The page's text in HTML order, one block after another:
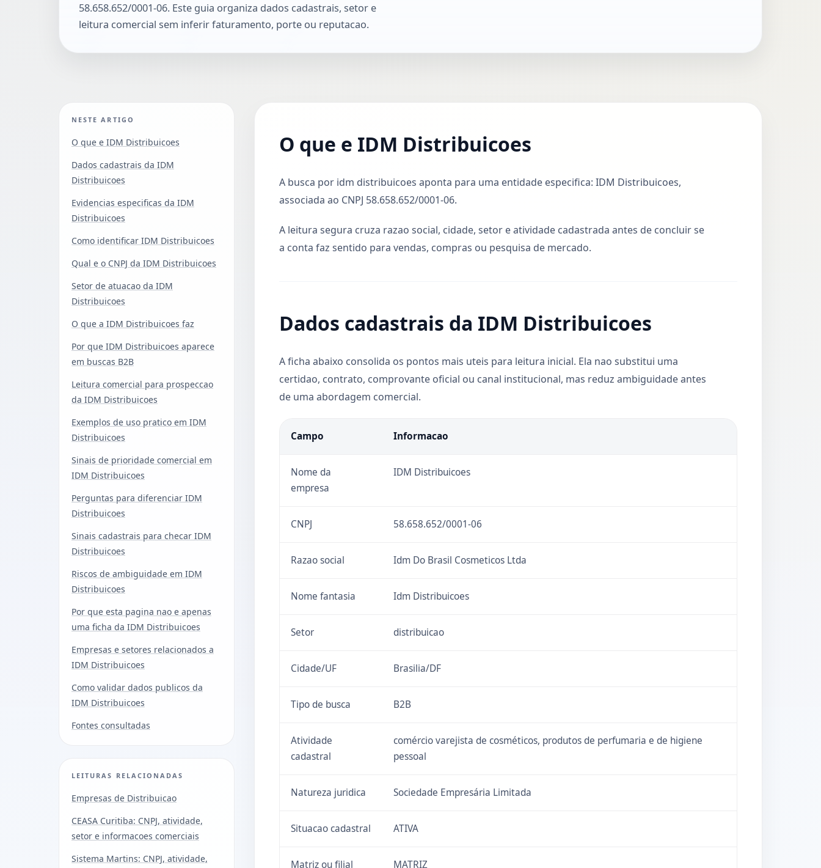
58.658.652/0001-06. Este guia organiza dados cadastrais, setor e
leitura comercial sem inferir faturamento, porte ou reputacao.
NESTE ARTIGO
O que e IDM Distribuicoes
Dados cadastrais da IDM
Distribuicoes
Evidencias especificas da IDM
Distribuicoes
Como identificar IDM Distribuicoes
Qual e o CNPJ da IDM Distribuicoes
Setor de atuacao da IDM
Distribuicoes
O que a IDM Distribuicoes faz
Por que IDM Distribuicoes aparece
em buscas B2B
Leitura comercial para prospeccao
da IDM Distribuicoes
Exemplos de uso pratico em IDM
Distribuicoes
Sinais de prioridade comercial em
IDM Distribuicoes
Perguntas para diferenciar IDM
Distribuicoes
Sinais cadastrais para checar IDM
Distribuicoes
Riscos de ambiguidade em IDM
Distribuicoes
Por que esta pagina nao e apenas
uma ficha da IDM Distribuicoes
Empresas e setores relacionados a
IDM Distribuicoes
Como validar dados publicos da
IDM Distribuicoes
Fontes consultadas
LEITURAS RELACIONADAS
Empresas de Distribuicao
CEASA Curitiba: CNPJ, atividade,
setor e informacoes comerciais
Sistema Martins: CNPJ, atividade,
O que e IDM Distribuicoes
A busca por idm distribuicoes aponta para uma entidade especifica: IDM Distribuicoes,
associada ao CNPJ 58.658.652/0001-06.
A leitura segura cruza razao social, cidade, setor e atividade cadastrada antes de concluir se
a conta faz sentido para vendas, compras ou pesquisa de mercado.
Dados cadastrais da IDM Distribuicoes
A ficha abaixo consolida os pontos mais uteis para leitura inicial. Ela nao substitui uma
certidao, contrato, comprovante oficial ou canal institucional, mas reduz ambiguidade antes
de uma abordagem comercial.
Campo Informacao
Nome da
empresa
IDM Distribuicoes
CNPJ 58.658.652/0001-06
Razao social Idm Do Brasil Cosmeticos Ltda
Nome fantasia Idm Distribuicoes
Setor distribuicao
Cidade/UF Brasilia/DF
Tipo de busca B2B
Atividade
cadastral
comércio varejista de cosméticos, produtos de perfumaria e de higiene
pessoal
Natureza juridica Sociedade Empresária Limitada
Situacao cadastral ATIVA
Matriz ou filial MATRIZ